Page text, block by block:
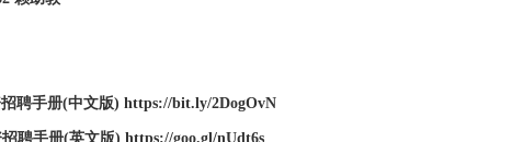
手册(中文版) https://bit.ly/2DogOvN
手册(英文版) https://goo.gl/nUdt6s